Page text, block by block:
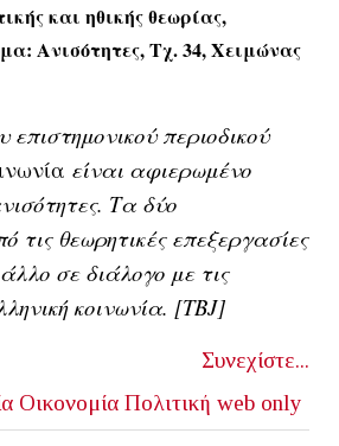
και ηθικής θεωρίας,
Ανισότητες, Τχ. 34, Χειμώνας
επιστημονικού περιοδικού
είναι αφιερωμένο
Τα δύο
τις θεωρητικές επεξεργασίες
σε διάλογο με τις
κοινωνία. [ΤΒJ]
Συνεχίστε...
Οικονομία Πολιτική web only